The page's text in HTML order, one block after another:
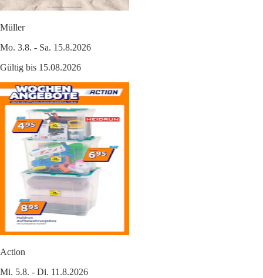
Müller
Mo. 3.8. - Sa. 15.8.2026
Gültig bis 15.08.2026
Action
Mi. 5.8. - Di. 11.8.2026